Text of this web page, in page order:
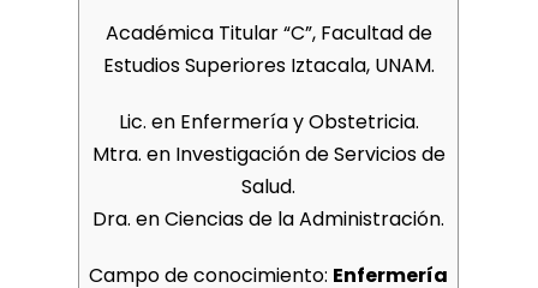
Académica Titular “C”, Facultad de
Estudios Superiores Iztacala, UNAM.
Lic. en Enfermería y Obstetricia.
Mtra. en Investigación de Servicios de
Salud.
Dra. en Ciencias de la Administración.
Campo de conocimiento: Enfermería